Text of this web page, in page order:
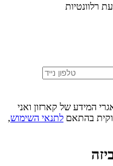
רלוונטיות
המידע של קארזון ואני
בהתאם לתנאי השימוש,